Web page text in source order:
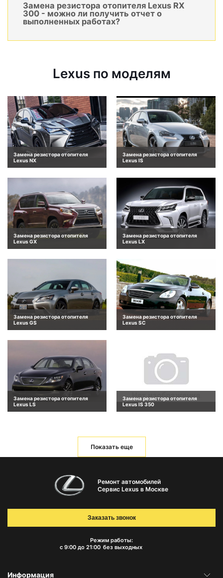
Замена резистора отопителя Lexus RX
300 - можно ли получить отчет о
выполненных работах?
Lexus по моделям
Замена резистора отопителя
Lexus NX
Замена резистора отопителя
Lexus IS
Замена резистора отопителя
Lexus GX
Замена резистора отопителя
Lexus LX
Замена резистора отопителя
Lexus GS
Замена резистора отопителя
Lexus SC
Замена резистора отопителя
Lexus LS
Замена резистора отопителя
Lexus IS 350
Показать еще
Ремонт автомобилей
Сервис Lexus в Москве
Режим работы:
с 9:00 до 21:00 без выходных
Заказать звонок
Информация